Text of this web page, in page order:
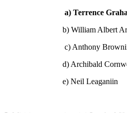
a) Terrence
b) William Albert
c) Anthony
d) Archibald
e) Neil Leaganiin